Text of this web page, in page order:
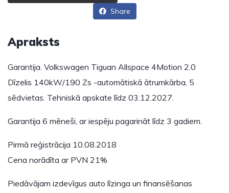
Share
Apraksts
Garantija. Volkswagen Tiguan Allspace 4Motion 2.0
Dīzelis 140kW/190 Zs -automātiskā ātrumkārba, 5
sēdvietas. Tehniskā apskate līdz 03.12.2027.
Garantija 6 mēneši, ar iespēju pagarināt līdz 3 gadiem.
Pirmā reģistrācija 10.08.2018
Cena norādīta ar PVN 21%
Piedāvājam izdevīgus auto līzinga un finansēšanas